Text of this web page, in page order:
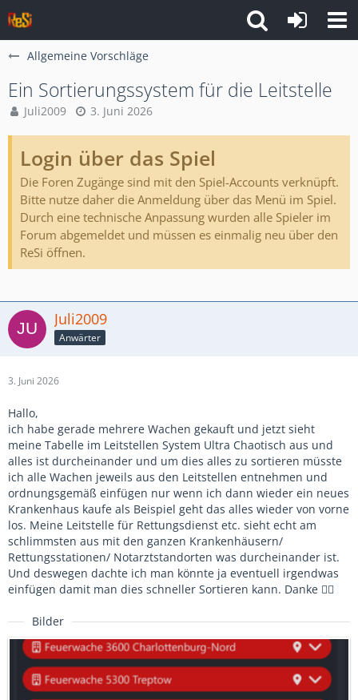
Allgemeine Vorschläge
Ein Sortierungssystem für die Leitstelle
Juli2009 3. Juni 2026
Login über das Spiel
Die Foren Zugänge sind mit den Spiel-Accounts verknüpft.
Bitte nutze daher die Anmeldung über das Menü im Spiel.
Durch eine technische Anpassung wurden alle Spieler im
Forum abgemeldet und müssen es einmalig neu über den
ReSi öffnen.
Juli2009
Anwärter
3. Juni 2026
Hallo,
ich habe gerade mehrere Wachen gekauft und jetzt sieht
meine Tabelle im Leitstellen System Ultra Chaotisch aus und
alles ist durcheinander und um dies alles zu sortieren müsste
ich alle Wachen jeweils aus den Leitstellen entnehmen und
ordnungsgemäß einfügen nur wenn ich dann wieder ein neues
Krankenhaus kaufe als Beispiel geht das alles wieder von vorne
los. Meine Leitstelle für Rettungsdienst etc. sieht echt am
schlimmsten aus mit den ganzen Krankenhäusern/
Rettungsstationen/ Notarztstandorten was durcheinander ist.
Und deswegen dachte ich man könnte ja eventuell irgendwas
einfügen damit man dies schneller Sortieren kann. Danke ✌🏻
Bilder